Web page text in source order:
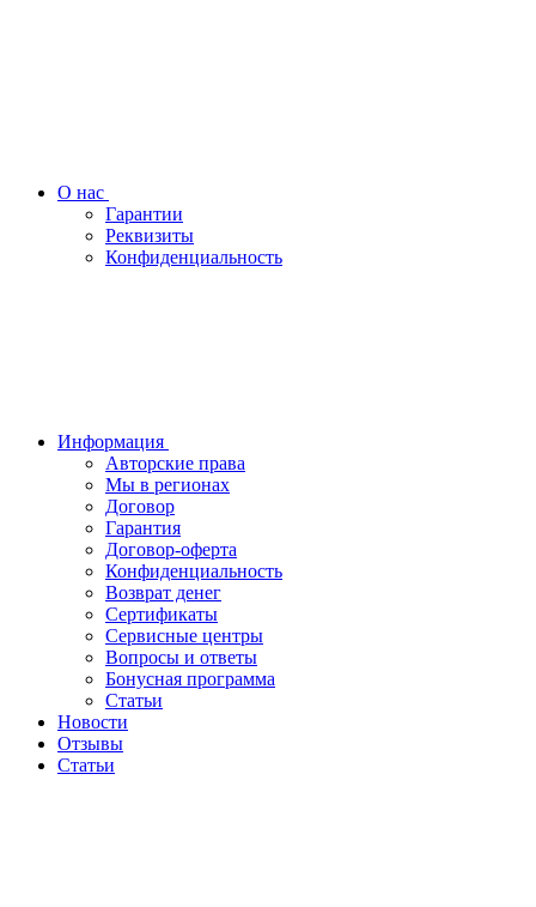
О нас
Гарантии
Реквизиты
Конфиденциальность
Информация
Авторские права
Мы в регионах
Договор
Гарантия
Договор-оферта
Конфиденциальность
Возврат денег
Сертификаты
Сервисные центры
Вопросы и ответы
Бонусная программа
Статьи
Новости
Отзывы
Статьи